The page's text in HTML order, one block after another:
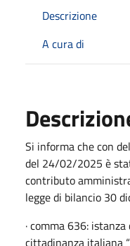
Descrizione
A cura di
Si informa che con
del 24/02/2025 è
contributo
legge di bilancio 30
· comma 636:
cittadinanza italiana